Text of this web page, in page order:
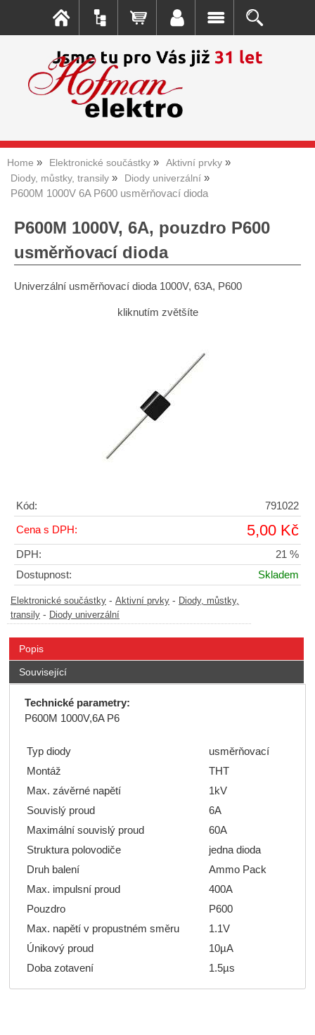
Home Elektronické součástky
Aktivní prvky
Diody, můstky, transily
Diody univerzální
P600M 1000V 6A P600 usměrňovací dioda
P600M 1000V, 6A, pouzdro P600
usměrňovací dioda
Univerzální usměrňovací dioda 1000V, 63A, P600
kliknutím zvětšíte
Kód: 791022
Cena s DPH: 5,00 Kč
DPH:
21 %
Dostupnost:
Skladem
Elektronické součástky - Aktivní prvky - Diody, můstky,
transily - Diody univerzální
Popis
Související
Technické parametry:
P600M 1000V,6A P6
Typ diody
usměrňovací
Montáž
THT
Max. závěrné napětí
1kV
Souvislý proud
6A
Maximální souvislý proud
60A
Struktura polovodiče
jedna dioda
Druh balení
Ammo Pack
Max. impulsní proud
400A
Pouzdro
P600
Max. napětí v propustném směru
1.1V
Únikový proud
10µA
Doba zotavení
1.5µs